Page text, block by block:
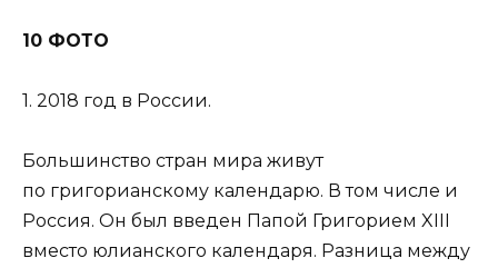
10 ФОТО
1. 2018 год в России.
Большинство стран мира живут
по григорианскому календарю. В том числе и
Россия. Он был введен Папой Григорием XIII
вместо юлианского календаря. Разница между